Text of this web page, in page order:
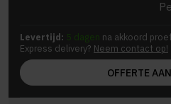
Levertijd: 5 dagen na akkoord
Express delivery? Neem contact op!
OFFERTE